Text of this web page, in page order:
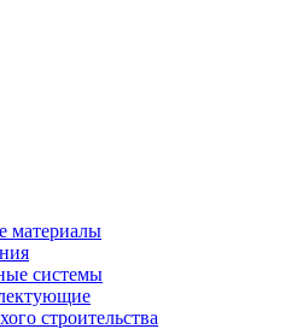
материалы
системы
строительства